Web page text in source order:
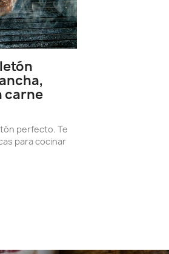
carne
perfecto. Te
para cocinar